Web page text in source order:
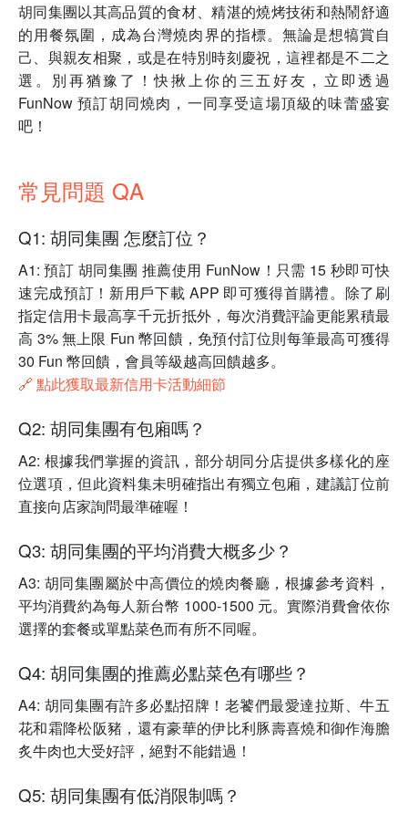
胡同集團以其高品質的食材、精湛的燒烤技術和熱鬧舒適
的用餐氛圍，成為台灣燒肉界的指標。無論是想犒賞自
己、與親友相聚，或是在特別時刻慶祝，這裡都是不二之
選。別再猶豫了！快揪上你的三五好友，立即透過
FunNow 預訂胡同燒肉，一同享受這場頂級的味蕾盛宴
吧！
常見問題 QA
Q1: 胡同集團 怎麼訂位？
A1: 預訂 胡同集團 推薦使用 FunNow！只需 15 秒即可快
速完成預訂！新用戶下載 APP 即可獲得首購禮。除了刷
指定信用卡最高享千元折抵外，每次消費評論更能累積最
高 3% 無上限 Fun 幣回饋，免預付訂位則每筆最高可獲得
30 Fun 幣回饋，會員等級越高回饋越多。
🔗 點此獲取最新信用卡活動細節
Q2: 胡同集團有包廂嗎？
A2: 根據我們掌握的資訊，部分胡同分店提供多樣化的座
位選項，但此資料集未明確指出有獨立包廂，建議訂位前
直接向店家詢問最準確喔！
Q3: 胡同集團的平均消費大概多少？
A3: 胡同集團屬於中高價位的燒肉餐廳，根據參考資料，
平均消費約為每人新台幣 1000-1500 元。實際消費會依你
選擇的套餐或單點菜色而有所不同喔。
Q4: 胡同集團的推薦必點菜色有哪些？
A4: 胡同集團有許多必點招牌！老饕們最愛達拉斯、牛五
花和霜降松阪豬，還有豪華的伊比利豚壽喜燒和御作海膽
炙牛肉也大受好評，絕對不能錯過！
Q5: 胡同集團有低消限制嗎？